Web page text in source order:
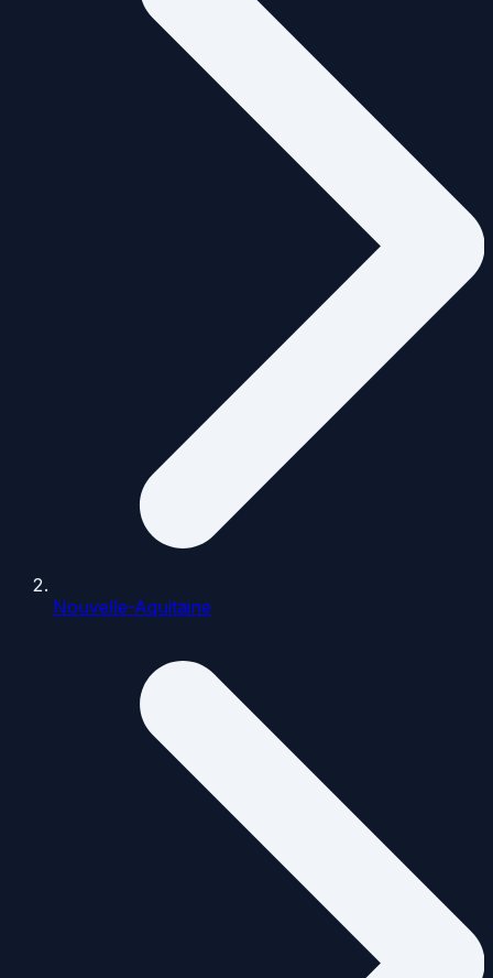
Nouvelle-Aquitaine